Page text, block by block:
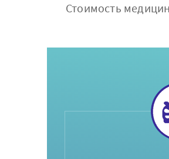
Стоимость